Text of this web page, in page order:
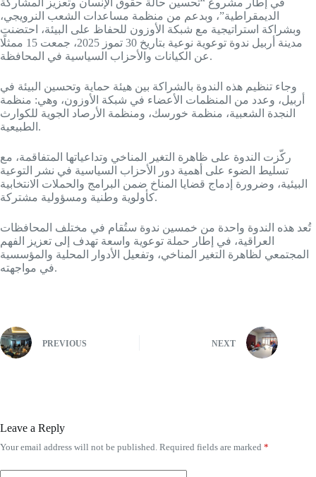
في إطار مشروع “تحسين حالة حقوق الإنسان وتعزيز المشاركة
الديمقراطية”، وبدعم من منظمة مساعدات الشعب النرويجي،
وبشراكة استراتيجية مع شبكة الأوزون للحفاظ على البيئة، احتضنت
مدينة أربيل ندوة توعوية نوعية بتاريخ 30 تموز 2025، جمعت 15 ممثلًا
عن الكيانات والأحزاب السياسية في المحافظة.
وجاء تنظيم هذه الندوة بالشراكة بين هيئة حماية وتحسين البيئة في
أربيل، وعدد من المنظمات الأعضاء في شبكة الأوزون، وهي: منظمة
النجدة الشعبية، منظمة خورسك، ومنظمة الأرصاد الجوية للكوارث
الطبيعية.
ركّزت الندوة على ظاهرة التغير المناخي وتداعياتها المتفاقمة، مع
تسليط الضوء على أهمية دور الأحزاب السياسية في نشر التوعية
البيئية، وضرورة إدماج قضايا المناخ ضمن البرامج والحملات الانتخابية
كأولوية وطنية ومسؤولية مشتركة.
تُعد هذه الندوة واحدة من خمسين ندوة ستُقام في مختلف المحافظات
العراقية، في إطار حملة توعوية واسعة تهدف إلى تعزيز الفهم
المجتمعي لظاهرة التغير المناخي، وتفعيل الأدوار المحلية والمؤسسية
في مواجهته.
PREVIOUS NEXT
Leave a Reply
Your email address will not be published. Required fields are marked *